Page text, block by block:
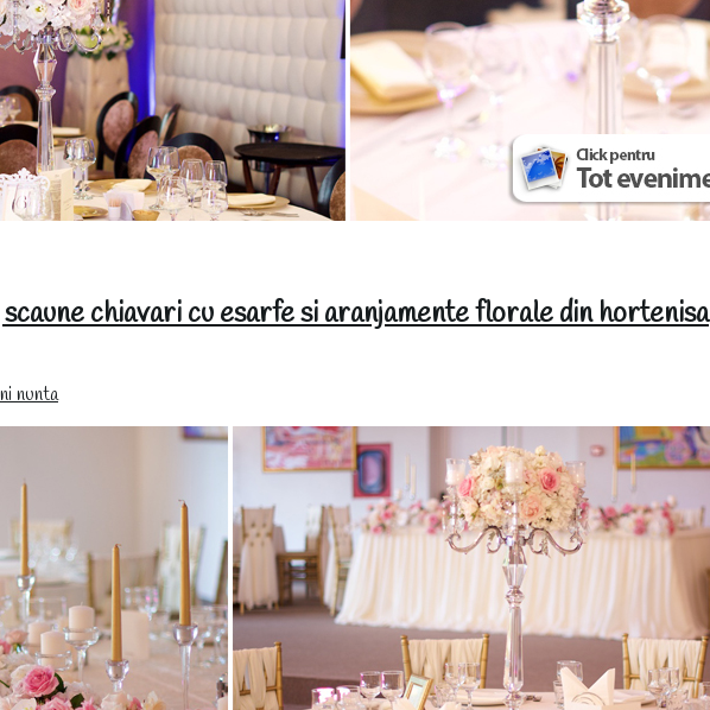
chiavari cu esarfe si aranjamente florale din hortenisa
nunta